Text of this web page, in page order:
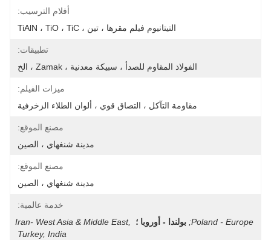
أفلام الترسيب:
التيتانيوم فيلم مقرها ، تين ، TiAlN ، TiO ، TiC
تطبيقات:
الفولاذ المقاوم للصدأ ، سبيكة معدنية ، Zamak ، الخ
ميزات الفيلم:
مقاومة التآكل ، التصاق قوي ، ألوان الطلاء الزخرفية
مصنع الموقع:
مدينة شنغهاي ، الصين
مصنع الموقع:
مدينة شنغهاي ، الصين
خدمة عالمية:
Poland - Europe; بولندا - أوروبا ؛
Iran- West Asia & Middle East,
Turkey, India